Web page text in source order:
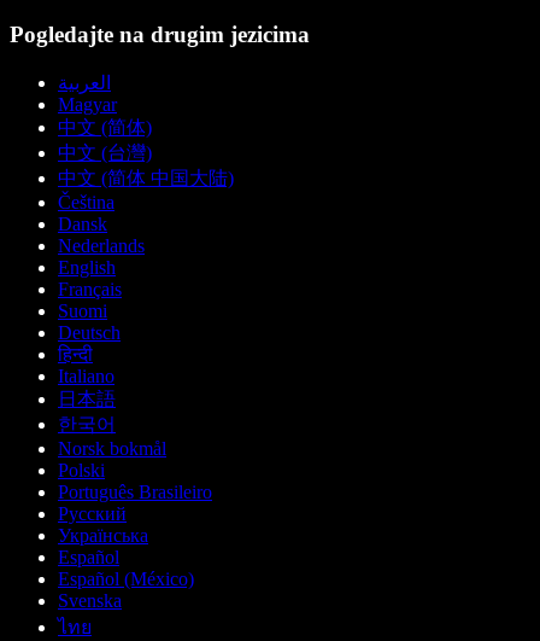
Pogledajte na drugim jezicima
العربية
Magyar
中文 (简体)
中文 (台灣)
中文 (简体 中国大陆)
Čeština
Dansk
Nederlands
English
Français
Suomi
Deutsch
हिन्दी
Italiano
日本語
한국어
Norsk bokmål
Polski
Português Brasileiro
Русский
Українська
Español
Español (México)
Svenska
ไทย